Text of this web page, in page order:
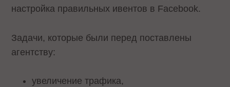
настройка правильных ивентов в Facebook.
Задачи, которые были перед поставлены
агентству:
увеличение трафика,